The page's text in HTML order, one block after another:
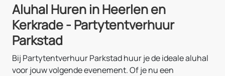
Aluhal Huren in Heerlen en
Kerkrade - Partytentverhuur
Parkstad
Bij Partytentverhuur Parkstad huur je de ideale aluhal
voor jouw volgende evenement. Of je nu een